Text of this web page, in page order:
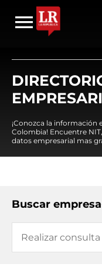
¡Conozca la información
Colombia! Encuentre
datos empresarial mas
Buscar empresa